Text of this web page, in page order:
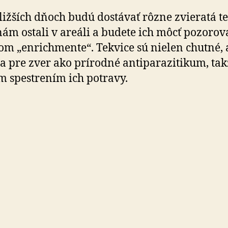
dňoch budú dostávať rôzne zvieratá
ostali v areáli a budete ich môcť
„enrichmente“. Tekvice sú nielen chutné,
pre zver ako prírodné antiparazitikum,
spestrením ich potravy.